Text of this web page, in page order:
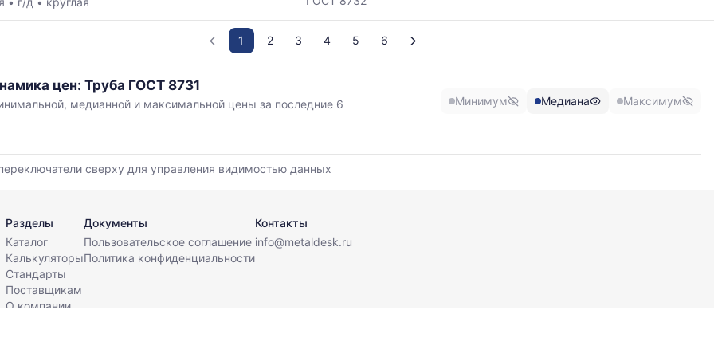
1 2 3 4 5 6
цен: Труба ГОСТ 8731
медианной и максимальной цены за последние 6
Минимум Медиана Максимум
сверху для управления видимостью данных
Разделы
Каталог
Калькуляторы
Стандарты
Поставщикам
О компании
Документы
Пользовательское соглашение
Политика конфиденциальности
Контакты
info@metaldesk.ru